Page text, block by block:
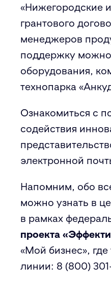
«Нижегородские
грантового
менеджеров
поддержку можно
оборудования,
технопарка
Ознакомиться с
содействия
электронной
Напомним, обо
можно узнать в
в рамках
проекта
«Мой бизнес»,
линии: 8 (800)